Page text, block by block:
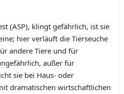
(ASP), klingt gefährlich, ist sie
hier verläuft die Tierseuche
andere Tiere und für
außer für
sie bei Haus- oder
dramatischen wirtschaftlichen